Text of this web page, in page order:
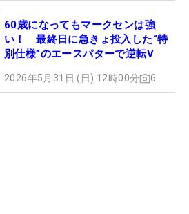
60歳になってもマークセンは強
い！ 最終日に急きょ投入した“特
別仕様”のエースパターで逆転V
2026年5月31日 (日) 12時00分 6